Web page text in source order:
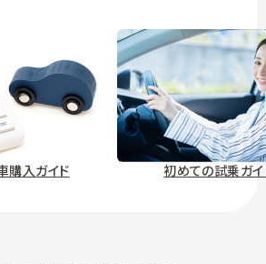
購入ガイド 初めての試乗ガイ